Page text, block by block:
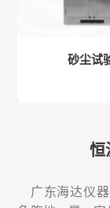
砂尘试
恒
广东海达仪器